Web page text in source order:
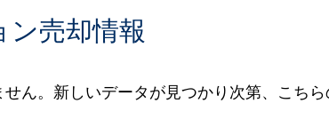
売却情報
ん。新しいデータが見つかり次第、こち